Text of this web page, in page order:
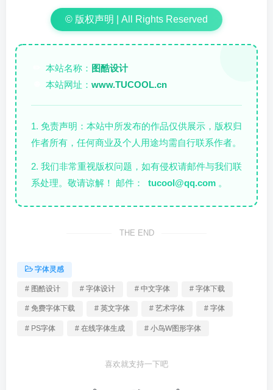
© 版权声明 | All Rights Reserved
本站名称： 图酷设计
本站网址： www.TUCOOL.cn
1. 免责声明：本站中所发布的作品仅供展示，版权归
作者所有，任何商业及个人用途均需自行联系作者。
2. 我们非常重视版权问题，如有侵权请邮件与我们联
系处理。敬请谅解！ 邮件：
tucool@qq.com 。
THE END
字体灵感
# 图酷设计 # 字体设计 # 中文字体 # 字体下载
# 免费字体下载 # 英文字体 # 艺术字体 # 字体
# PS字体 # 在线字体生成 # 小鸟W图形字体
喜欢就支持一下吧